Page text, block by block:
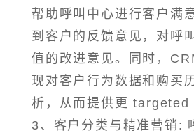
帮助呼叫中心进行客户满
到客户的反馈意见，对呼
值的改进意见。同时，
现对客户行为数据和购买
析，从而提供更 targeted
3、客户分类与精准营销: